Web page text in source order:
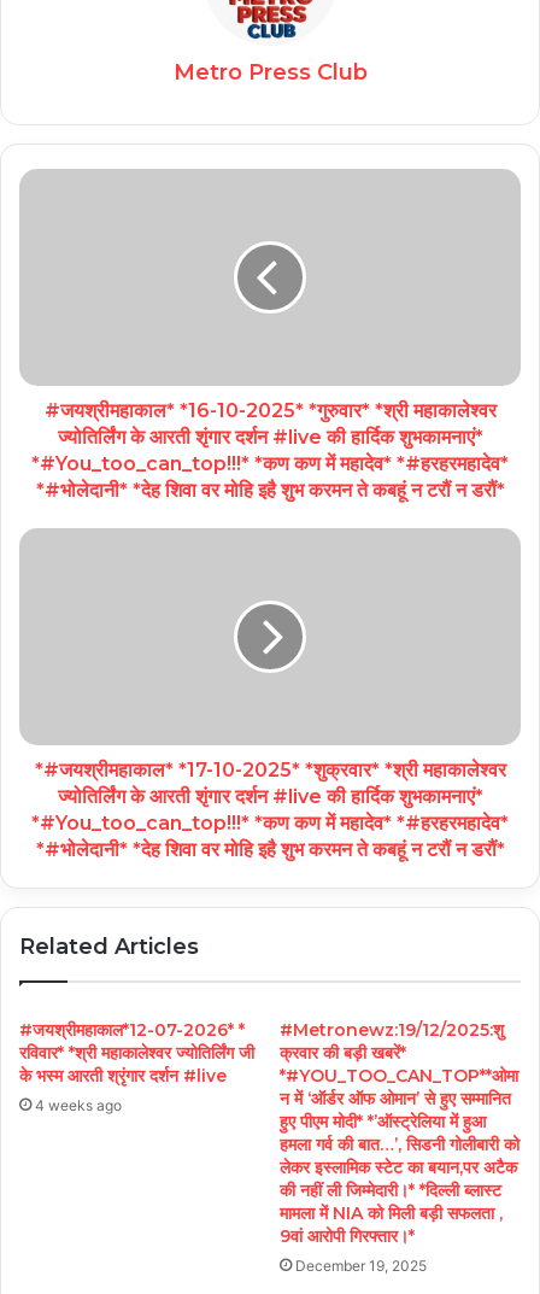
Metro Press Club
#जयश्रीमहाकाल* *16-10-2025* *गुरुवार* *श्री महाकालेश्वर
ज्योतिर्लिंग के आरती शृंगार दर्शन #live की हार्दिक शुभकामनाएं*
*#You_too_can_top!!!* *कण कण में महादेव* *#हरहरमहादेव*
*#भोलेदानी* *देह शिवा वर मोहि इहै शुभ करमन ते कबहूं न टरौं न डरौं*
*#जयश्रीमहाकाल* *17-10-2025* *शुक्रवार* *श्री महाकालेश्वर
ज्योतिर्लिंग के आरती शृंगार दर्शन #live की हार्दिक शुभकामनाएं*
*#You_too_can_top!!!* *कण कण में महादेव* *#हरहरमहादेव*
*#भोलेदानी* *देह शिवा वर मोहि इहै शुभ करमन ते कबहूं न टरौं न डरौं*
Related Articles
#जयश्रीमहाकाल*12-07-2026* *
रविवार* *श्री महाकालेश्वर ज्योतिर्लिंग जी
के भस्म आरती श्रृंगार दर्शन #live
4 weeks ago
#Metronewz:19/12/2025:शु
क्रवार की बड़ी खबरें*
*#YOU_TOO_CAN_TOP**ओमा
न में ‘ऑर्डर ऑफ ओमान’ से हुए सम्मानित
हुए पीएम मोदी* *’ऑस्ट्रेलिया में हुआ
हमला गर्व की बात…’, सिडनी गोलीबारी को
लेकर इस्लामिक स्टेट का बयान,पर अटैक
की नहीं ली जिम्मेदारी।* *दिल्ली ब्लास्ट
मामला में NIA को मिली बड़ी सफलता ,
9वां आरोपी गिरफ्तार।*
December 19, 2025